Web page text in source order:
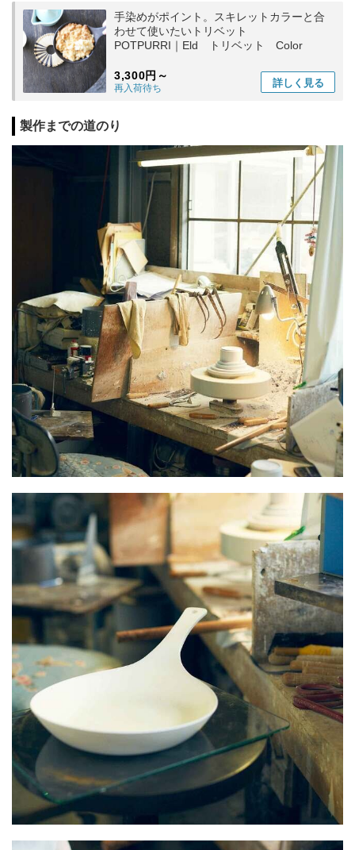
手染めがポイント。スキレットカラーと合
わせて使いたいトリベット
POTPURRI｜Eld トリベット Color
3,300円～
再入荷待ち 詳しく 見る
製作までの道のり